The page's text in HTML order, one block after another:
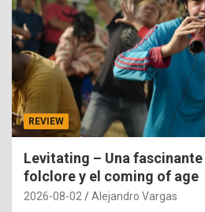
REVIEW
Levitating – Una
folclore y el coming of age
2026-08-02 Alejandro Vargas